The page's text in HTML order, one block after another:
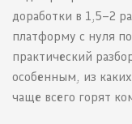
доработки в 1,5–2
платформу с нуля
практический
особенным, из
чаще всего горят